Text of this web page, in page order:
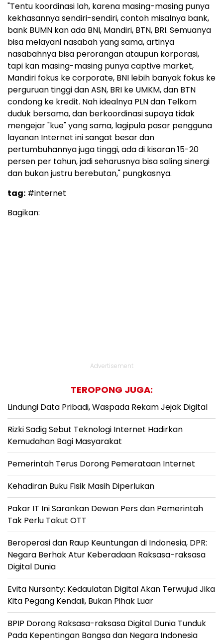
"Tentu koordinasi lah, karena masing-masing punya
kekhasannya sendiri-sendiri, contoh misalnya bank,
bank BUMN kan ada BNI, Mandiri, BTN, BRI. Semuanya
bisa melayani nasabah yang sama, artinya
nasabahnya bisa perorangan ataupun korporasi,
tapi kan masing-masing punya captive market,
Mandiri fokus ke corporate, BNI lebih banyak fokus ke
perguruan tinggi dan ASN, BRI ke UMKM, dan BTN
condong ke kredit. Nah idealnya PLN dan Telkom
duduk bersama, dan berkoordinasi supaya tidak
mengejar "kue" yang sama, lagipula pasar pengguna
layanan Internet ini sangat besar dan
pertumbuhannya juga tinggi, ada di kisaran 15-20
persen per tahun, jadi seharusnya bisa saling sinergi
dan bukan justru berebutan," pungkasnya.
tag: #internet
Bagikan:
Advertisement
TEROPONG JUGA:
Lindungi Data Pribadi, Waspada Rekam Jejak Digital
Rizki Sadig Sebut Teknologi Internet Hadirkan
Kemudahan Bagi Masyarakat
Pemerintah Terus Dorong Pemerataan Internet
Kehadiran Buku Fisik Masih Diperlukan
Pakar IT Ini Sarankan Dewan Pers dan Pemerintah
Tak Perlu Takut OTT
Beroperasi dan Raup Keuntungan di Indonesia, DPR:
Negara Berhak Atur Keberadaan Raksasa-raksasa
Digital Dunia
Evita Nursanty: Kedaulatan Digital Akan Terwujud Jika
Kita Pegang Kendali, Bukan Pihak Luar
BPIP Dorong Raksasa-raksasa Digital Dunia Tunduk
Pada Kepentingan Bangsa dan Negara Indonesia